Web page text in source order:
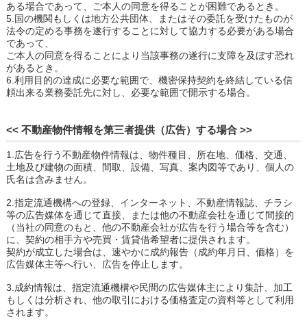
ある場合であって、ご本人の同意を得ることが困難であるとき。
5.国の機関もしくは地方公共団体、またはその委託を受けたものが
法令の定める事務を遂行することに対して協力する必要がある場合
であって、
ご本人の同意を得ることにより当該事務の遂行に支障を及ぼす恐れ
があるとき。
6.利用目的の達成に必要な範囲で、機密保持契約を終結している信
頼出来る業務委託先に対し、必要な範囲で開示する場合。
<< 不動産物件情報を第三者提供（広告）する場合 >>
1.広告を行う不動産物件情報は、物件種目、所在地、価格、交通、
土地及び建物の面積、間取、設備、写真、案内図等であり、個人の
氏名は含みません。
2.指定流通機構への登録、インターネット、不動産情報誌、チラシ
等の広告媒体を通じて直接、または他の不動産会社を通じて間接的
（当社の同意のもと、他の不動産会社が広告を行う場合等を含む）
に、契約の相手方や売買・賃貸借希望者に提供されます。
契約が成立した場合は、速やかに成約報告（成約年月日、価格）を
広告媒体主等へ行い、広告を停止します。
3.成約情報は、指定流通機構や民間の広告媒体主により集計、加工
もしくは分析され、他の取引における価格査定の資料等として利用
されます。